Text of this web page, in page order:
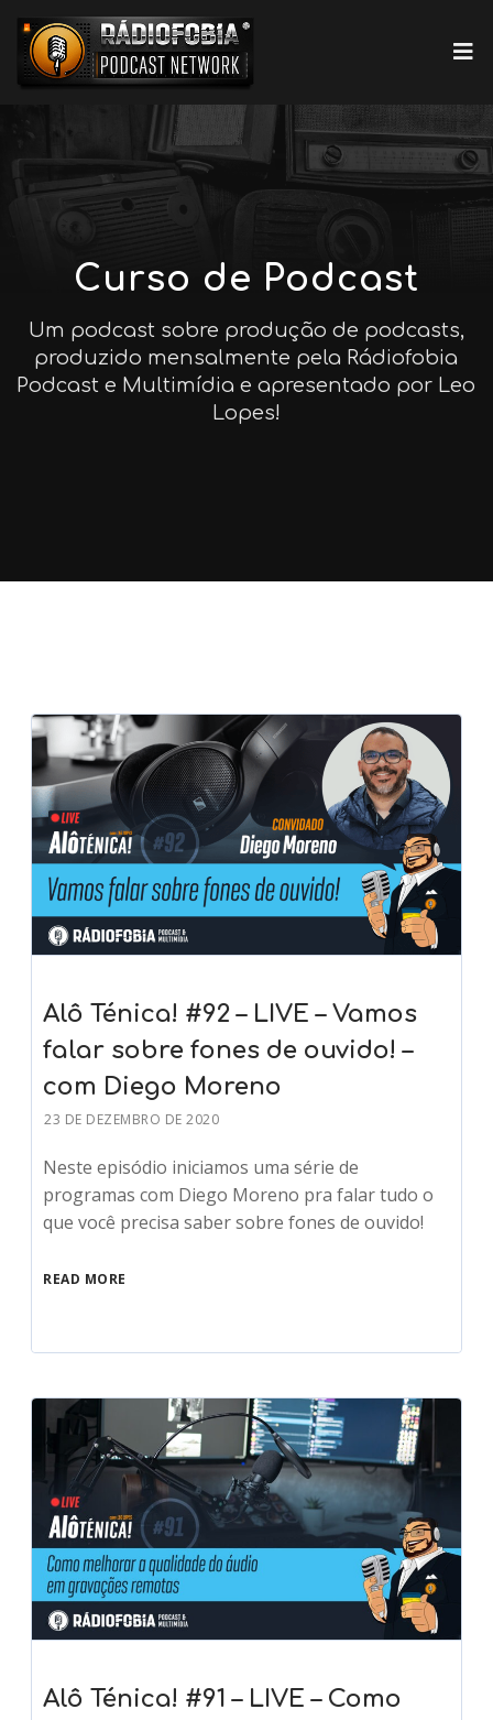
Curso de Podcast
Um podcast sobre produção de podcasts,
produzido mensalmente pela Rádiofobia
Podcast e Multimídia e apresentado por Leo
Lopes!
Alô Ténica! #92 – LIVE – Vamos
falar sobre fones de ouvido! –
com Diego Moreno
23 DE DEZEMBRO DE 2020
Neste episódio iniciamos uma série de
programas com Diego Moreno pra falar tudo o
que você precisa saber sobre fones de ouvido!
READ MORE
Alô Ténica! #91 – LIVE – Como